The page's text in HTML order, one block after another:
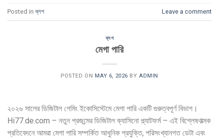
Posted inব্লগ Leave a comment
ব্লগ
মেগা পারি
POSTED ON MAY 6, 2026 BYADMIN
২০২৬ সালের ডিজিটাল গেমিং ইকোসিস্টেমে মেগা পারি একটি গুরুত্বপূর্ণ বিভাগ।
Hi77.de.com – নতুন প্রজন্মের ডিজিটাল ক্যাসিনো প্ল্যাটফর্ম – এই বিশ্লেষণাত্মক
প্রতিবেদনে আমরা মেগা পারি সম্পর্কিত আধুনিক প্রযুক্তি, পরিসংখ্যানগত ডেটা এবং